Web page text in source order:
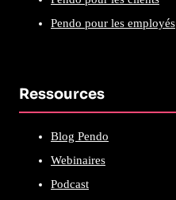
Pendo pour les employés
Ressources
Blog Pendo
Webinaires
Podcast